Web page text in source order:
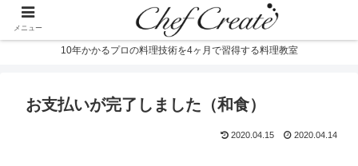
10年かかるプロの料理技術を4ヶ月で習得する料理教室
お支払いが完了しました（和食）
2020.04.15 2020.04.14
メニュー